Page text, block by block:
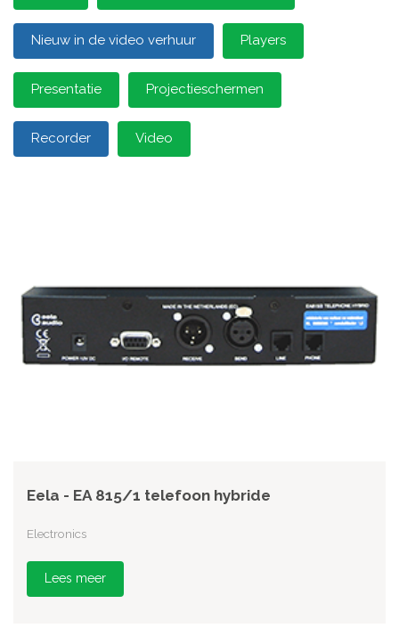
Nieuw in de video verhuur Players
Presentatie Projectieschermen
Recorder Video
Eela - EA 815/1 telefoon hybride
Electronics
Lees meer